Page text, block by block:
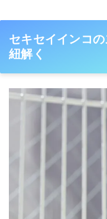
セキセイインコ
紐解く